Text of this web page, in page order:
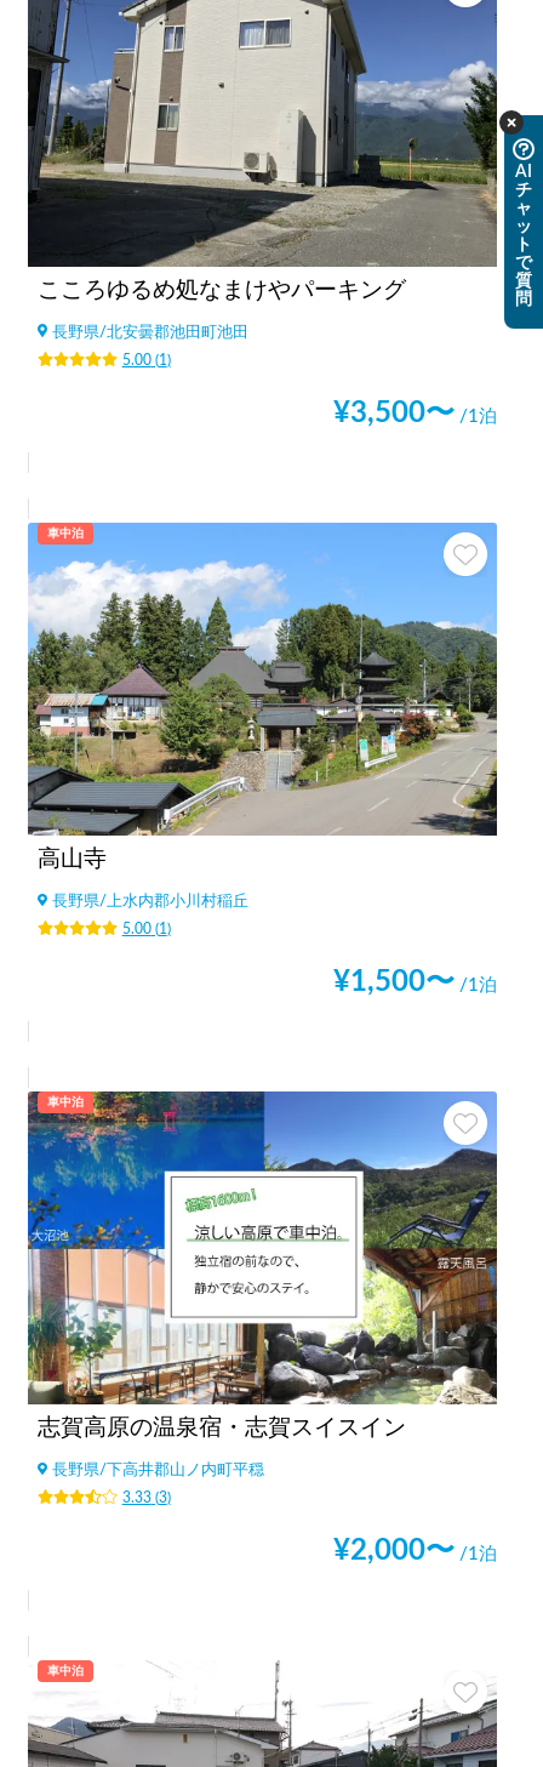
こころゆるめ処なまけやパーキング
長野県/北安曇郡池田町池田
5.00(1 )
¥3,500〜 /1泊
車中泊
高山寺
長野県/ 上水内郡小川村稲丘
5.00(1 )
¥1,500〜 /1泊
車中泊
志賀高原の温泉宿・志賀スイスイン
長野県/ 下高井郡山ノ内町平穏
3.33(3)
¥2,000〜 /1泊
車中泊
AI
チ
ャ
ッ
ト
で
質
問